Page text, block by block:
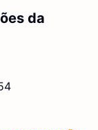
da